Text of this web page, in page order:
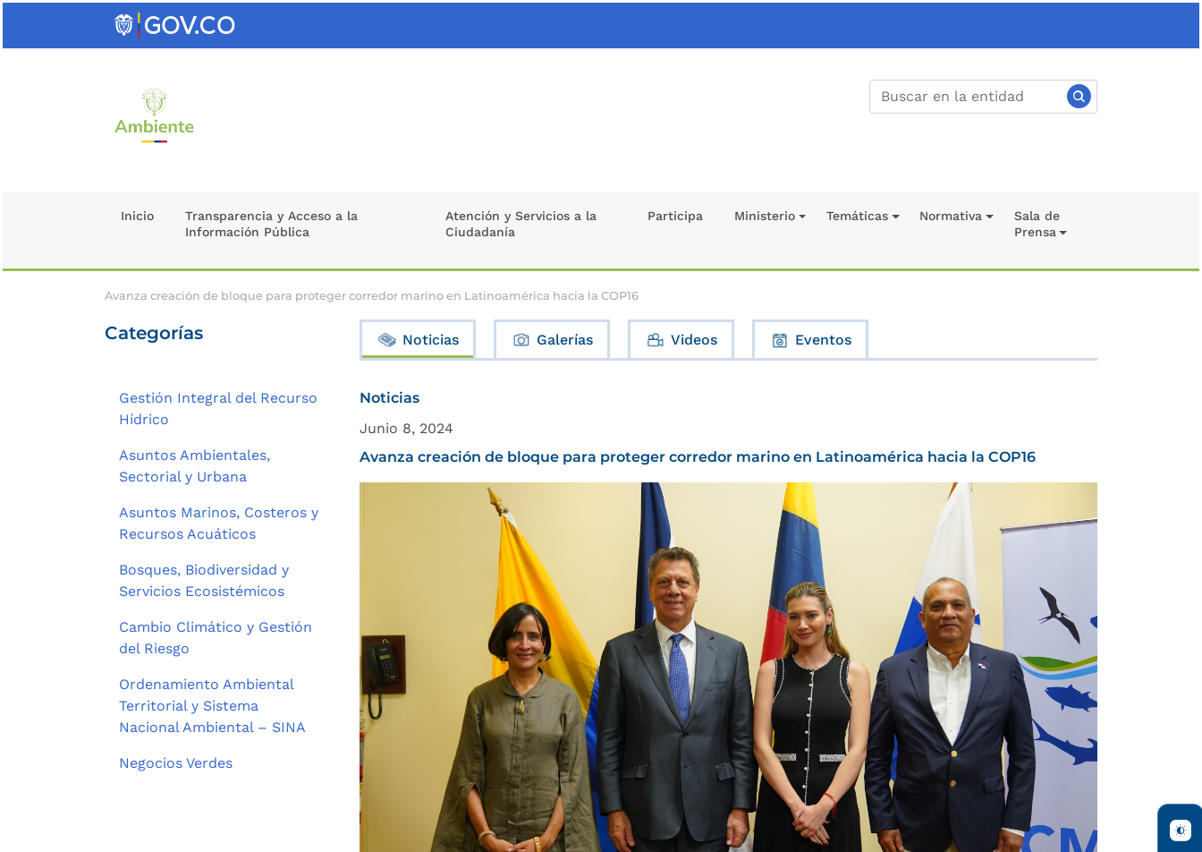
Inicio
Transparencia y Acceso a la
Información Pública
Atención y Servicios a la
Ciudadanía
Participa Ministerio Temáticas Normativa
Sala de
Prensa
Avanza creación de bloque para proteger corredor marino en Latinoamérica hacia la COP16
Categorías
Gestión Integral del Recurso
Hídrico
Asuntos Ambientales,
Sectorial y Urbana
Asuntos Marinos, Costeros y
Recursos Acuáticos
Bosques, Biodiversidad y
Servicios Ecosistémicos
Cambio Climático y Gestión
del Riesgo
Ordenamiento Ambiental
Territorial y Sistema
Nacional Ambiental – SINA
Negocios Verdes
Noticias Galerías Videos Eventos
Noticias
Junio 8, 2024
Avanza creación de bloque para proteger corredor marino en Latinoamérica hacia la COP16